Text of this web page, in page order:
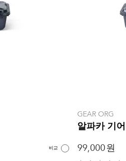
비교
GEAR ORG
알파카 기
99,000 원